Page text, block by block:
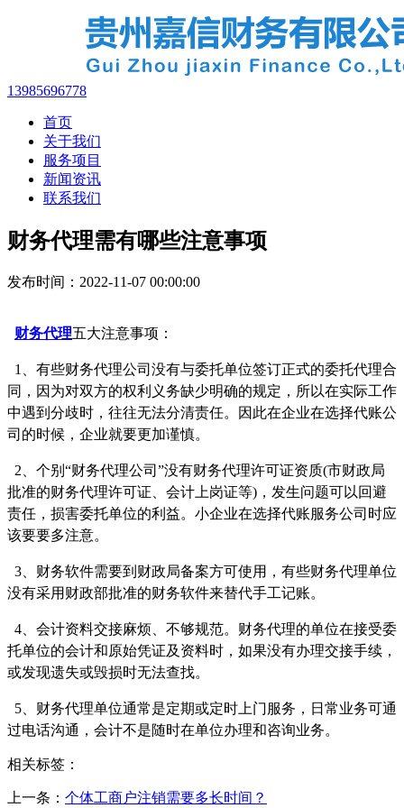
13985696778
首页
关于我们
服务项目
新闻资讯
联系我们
财务代理需有哪些注意事项
发布时间：2022-11-07 00:00:00
财务代理五大注意事项：
1、有些财务代理公司没有与委托单位签订正式的委托代理合
同，因为对双方的权利义务缺少明确的规定，所以在实际工作
中遇到分歧时，往往无法分清责任。因此在企业在选择代账公
司的时候，企业就要更加谨慎。
2、个别“财务代理公司”没有财务代理许可证资质(市财政局
批准的财务代理许可证、会计上岗证等)，发生问题可以回避
责任，损害委托单位的利益。小企业在选择代账服务公司时应
该要要多注意。
3、财务软件需要到财政局备案方可使用，有些财务代理单位
没有采用财政部批准的财务软件来替代手工记账。
4、会计资料交接麻烦、不够规范。财务代理的单位在接受委
托单位的会计和原始凭证及资料时，如果没有办理交接手续，
或发现遗失或毁损时无法查找。
5、财务代理单位通常是定期或定时上门服务，日常业务可通
过电话沟通，会计不是随时在单位办理和咨询业务。
相关标签：
上一条： 个体工商户注销需要多长时间？